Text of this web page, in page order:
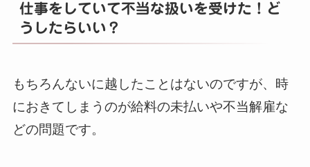
仕事をしていて不当な扱いを受けた！ど
うしたらいい？
もちろんないに越したことはないのですが、時
におきてしまうのが給料の未払いや不当解雇な
どの問題です。